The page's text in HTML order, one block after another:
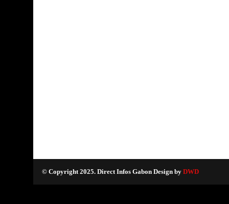
© Copyright 2025. Direct Infos Gabon Design by DWD